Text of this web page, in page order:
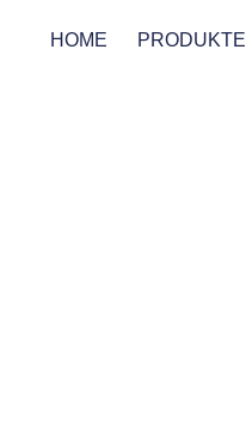
HOME PRODUKTE